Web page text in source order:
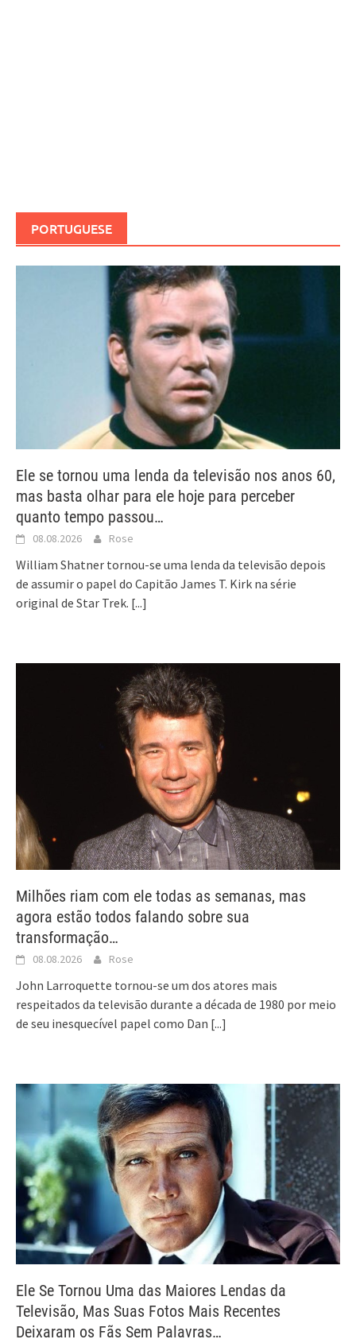
PORTUGUESE
Ele se tornou uma lenda da televisão nos anos 60,
mas basta olhar para ele hoje para perceber
quanto tempo passou…
08.08.2026 Rose
William Shatner tornou-se uma lenda da televisão depois
de assumir o papel do Capitão James T. Kirk na série
original de Star Trek. [...]
Milhões riam com ele todas as semanas, mas
agora estão todos falando sobre sua
transformação…
08.08.2026 Rose
John Larroquette tornou-se um dos atores mais
respeitados da televisão durante a década de 1980 por meio
de seu inesquecível papel como Dan [...]
Ele Se Tornou Uma das Maiores Lendas da
Televisão, Mas Suas Fotos Mais Recentes
Deixaram os Fãs Sem Palavras…